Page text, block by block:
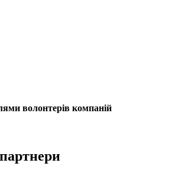
волонтерів компаній